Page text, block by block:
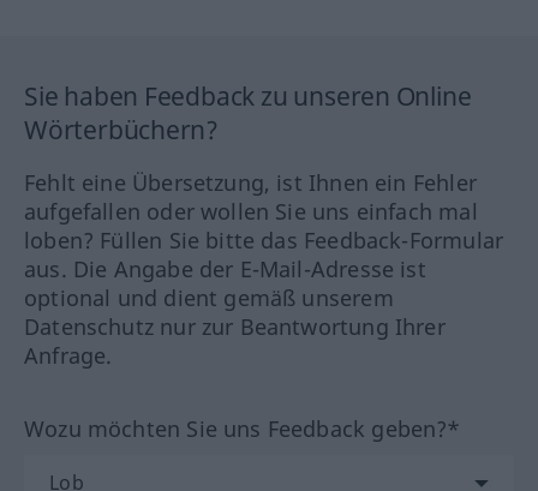
Sie haben Feedback zu unseren Online
Wörterbüchern?
Fehlt eine Übersetzung, ist Ihnen ein Fehler
aufgefallen oder wollen Sie uns einfach mal
loben? Füllen Sie bitte das Feedback-Formular
aus. Die Angabe der E-Mail-Adresse ist
optional und dient gemäß unserem
Datenschutz nur zur Beantwortung Ihrer
Anfrage.
Wozu möchten Sie uns Feedback geben?*